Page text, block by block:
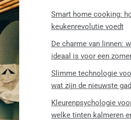
Smart home cooking:
keukenrevolutie voedt
De charme van linnen:
ideaal is voor een
Slimme technologie
wat zijn de nieuwste
Kleurenpsychologie
welke tinten kalmeren